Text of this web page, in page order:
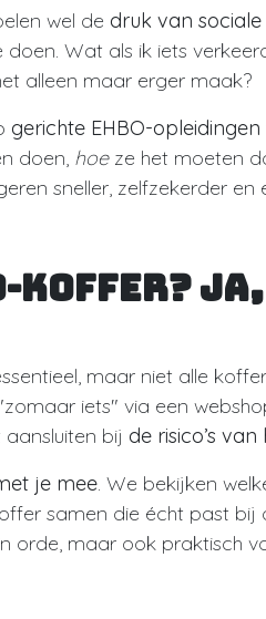
wel de druk van
Wat als ik iets
alleen maar erger maak?
gerichte EHBO-opleidingen
doen, hoeze het moeten
sneller, zelfzekerder en
koffer?
maar niet alle
iets" via een
bij de risico’s
je mee. We bekijken
samen die écht past
orde, maar ook praktisch